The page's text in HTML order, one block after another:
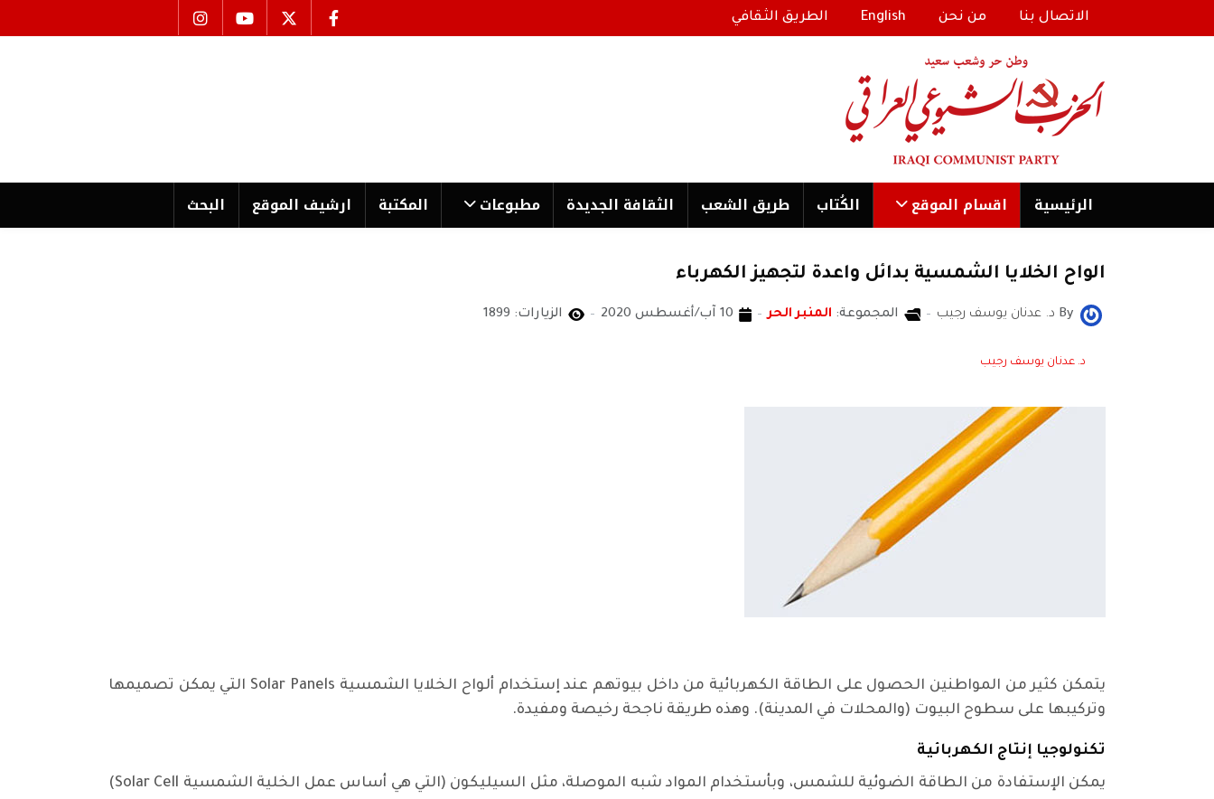
الاتصال بنا من نحن English الطريق الثقافي
الرئیسية اقسام الموقع الكُتاب طریق الشعب الثقافة الجدیدة مطبوعات المكتبة ارشیف الموقع البحث
الواح الخلايا الشمسية بدائل واعدة لتجهيز الكهرباء
By د. عدنان يوسف رجيب المجموعة: المنبر الحر 10 آب/أغسطس 2020 الزيارات: 1899
د. عدنان يوسف رجيب
يتمكن كثير من المواطنين الحصول على الطاقة الكهربائية من داخل بيوتهم عند إستخدام ألواح الخلايا الشمسية Solar Panels التي يمكن تصميمها
وتركيبها على سطوح البيوت (والمحلات في المدينة). وهذه طريقة ناجحة رخيصة ومفيدة.
تكنولوجيا إنتاج الكهربائية
يمكن الإستفادة من الطاقة الضوئية للشمس، وبأستخدام المواد شبه الموصلة، مثل السيليكون (التي هي أساس عمل الخلية الشمسية Solar Cell)